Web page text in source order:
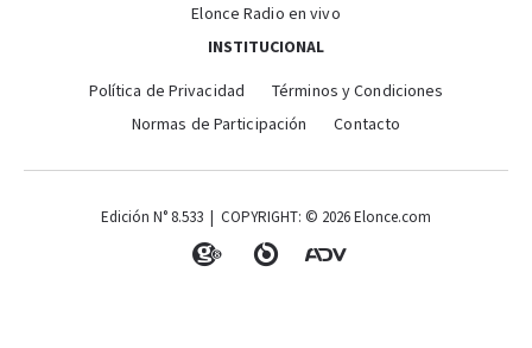
Elonce Radio en vivo
INSTITUCIONAL
Política de Privacidad
Términos y Condiciones
Normas de Participación
Contacto
Edición N° 8.533 | COPYRIGHT: © 2026 Elonce.com